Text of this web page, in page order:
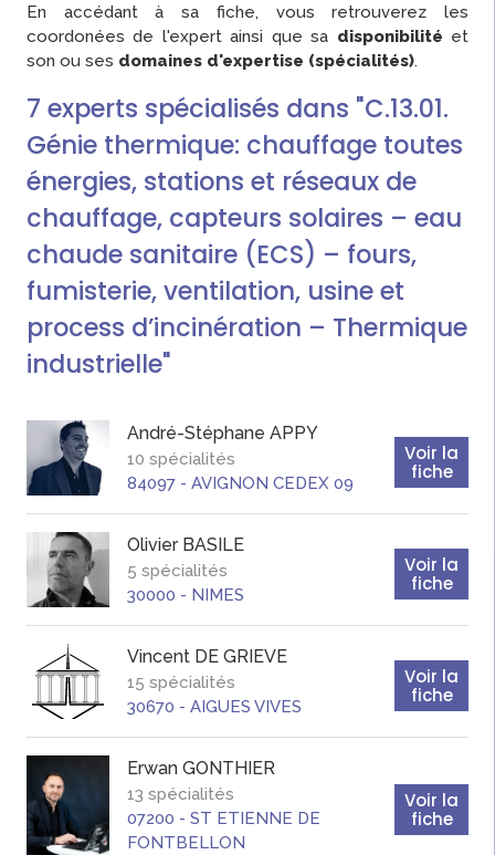
En accédant à sa fiche, vous retrouverez les
coordonées de l'expert ainsi que sa disponibilité et
son ou ses domaines d'expertise (spécialités).
7 experts spécialisés dans "C.13.01.
Génie thermique: chauffage toutes
énergies, stations et réseaux de
chauffage, capteurs solaires – eau
chaude sanitaire (ECS) – fours,
fumisterie, ventilation, usine et
process d’incinération – Thermique
industrielle"
André-Stéphane APPY
10 spécialités
84097 - AVIGNON CEDEX 09
Voir la
fiche
Olivier BASILE
5 spécialités
30000 - NIMES
Voir la
fiche
Vincent DE GRIEVE
15 spécialités
30670 - AIGUES VIVES
Voir la
fiche
Erwan GONTHIER
13 spécialités
07200 - ST ETIENNE DE
FONTBELLON
Voir la
fiche